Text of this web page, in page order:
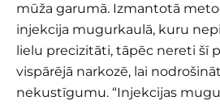
mūža garumā. Izmantotā
injekcija mugurkaulā, kuru
lielu precizitāti, tāpēc nereti šī
vispārējā narkozē, lai
nekustīgumu. “Injekcijas